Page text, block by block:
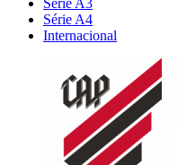
Série A3
Série A4
Internacional